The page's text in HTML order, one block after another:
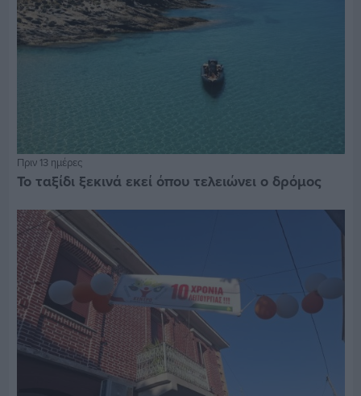
Πριν 13 ημέρες
Το ταξίδι ξεκινά εκεί όπου τελειώνει ο δρόμος